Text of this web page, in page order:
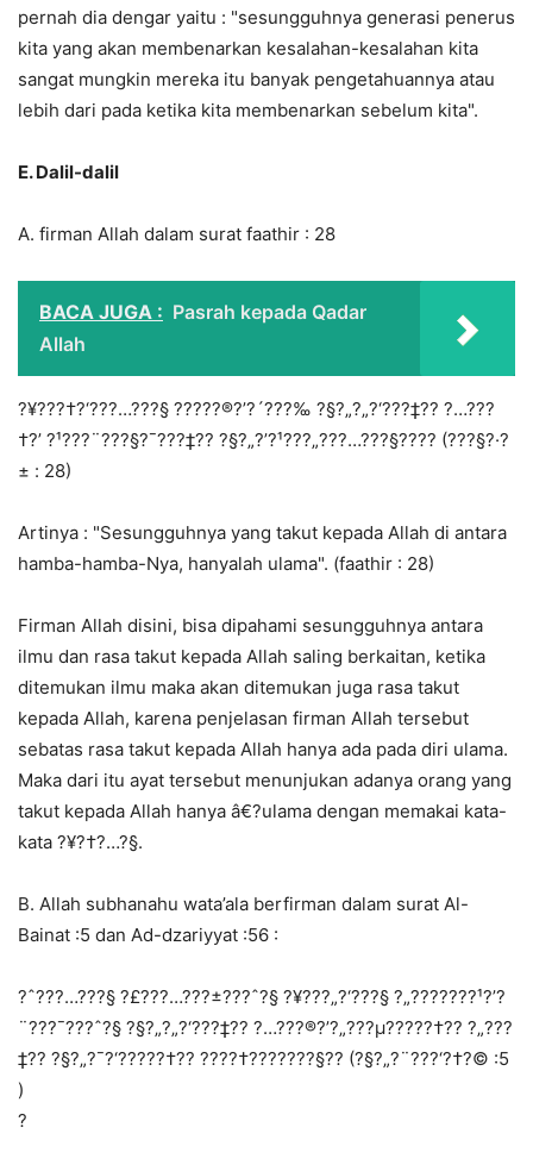
pernah dia dengar yaitu : "sesungguhnya generasi penerus
kita yang akan membenarkan kesalahan-kesalahan kita
sangat mungkin mereka itu banyak pengetahuannya atau
lebih dari pada ketika kita membenarkan sebelum kita".
E.Dalil-dalil
A. firman Allah dalam surat faathir : 28
BACA JUGA : Pasrah kepada Qadar
Allah
?¥???†?‘???…???§ ?????®?’?´???‰ ?§?„?„?‘???‡?? ?…???
†?’ ?¹???¨???§?¯???‡?? ?§?„?’?¹???„???…???§???? (???§?·?
± : 28)
Artinya : "Sesungguhnya yang takut kepada Allah di antara
hamba-hamba-Nya, hanyalah ulama". (faathir : 28)
Firman Allah disini, bisa dipahami sesungguhnya antara
ilmu dan rasa takut kepada Allah saling berkaitan, ketika
ditemukan ilmu maka akan ditemukan juga rasa takut
kepada Allah, karena penjelasan firman Allah tersebut
sebatas rasa takut kepada Allah hanya ada pada diri ulama.
Maka dari itu ayat tersebut menunjukan adanya orang yang
takut kepada Allah hanya â€?ulama dengan memakai kata-
kata ?¥?†?…?§.
B. Allah subhanahu wata’ala berfirman dalam surat Al-
Bainat :5 dan Ad-dzariyyat :56 :
?ˆ???…???§ ?£???…???±???ˆ?§ ?¥???„?‘???§ ?„???????¹?’?
¨???¯???ˆ?§ ?§?„?„?‘???‡?? ?…???®?’?„???µ?????†?? ?„???
‡?? ?§?„?¯?‘?????†?? ?­???†???????§?? (?§?„?¨???‘?†?© :5
)
?